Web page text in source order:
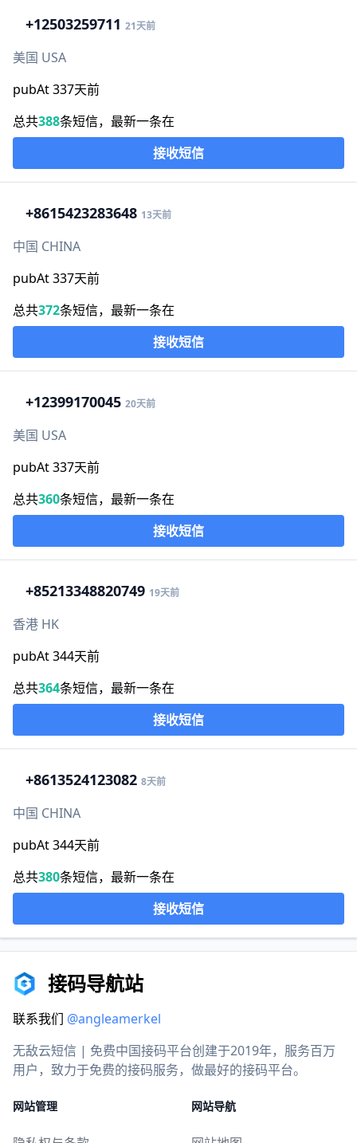
+12503259711 21天前
美国 USA
pubAt 337天前
总共388条短信，最新一条在
接收短信
+8615423283648 13天前
中国 CHINA
pubAt 337天前
总共372条短信，最新一条在
接收短信
+12399170045 20天前
美国 USA
pubAt 337天前
总共360条短信，最新一条在
接收短信
+85213348820749 19天前
香港 HK
pubAt 344天前
总共364条短信，最新一条在
接收短信
+8613524123082 8天前
中国 CHINA
pubAt 344天前
总共380条短信，最新一条在
接收短信
接码导航站
联系我们 @angleamerkel
无敌云短信 | 免费中国接码平台创建于2019年，服务百万
用户，致力于免费的接码服务，做最好的接码平台。
网站管理 网站导航